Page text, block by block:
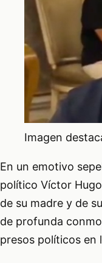
Imagen
En un emotivo
político Víctor
de su madre y de
de profunda
presos políticos en